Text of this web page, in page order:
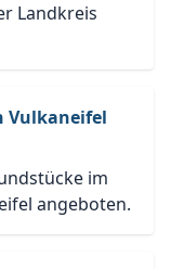
Landkreis
Vulkaneifel
im
angeboten.